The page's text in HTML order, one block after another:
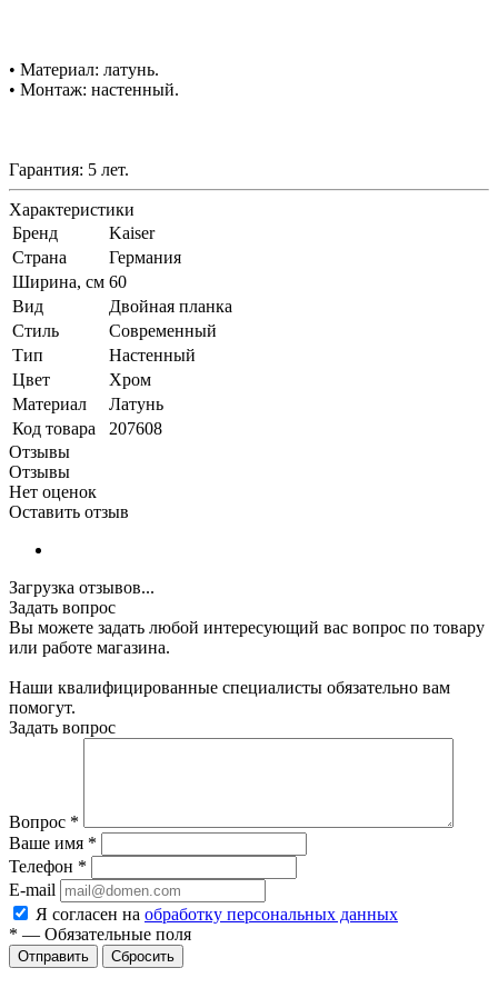
• Материал: латунь.
• Монтаж: настенный.
Гарантия: 5 лет.
Характеристики
Бренд
Kaiser
Страна
Германия
Ширина, см 60
Вид
Двойная планка
Стиль
Современный
Тип
Настенный
Цвет
Хром
Материал
Латунь
Код товара
207608
Отзывы
Отзывы
Нет оценок
Оставить отзыв
Загрузка отзывов...
Задать вопрос
Вы можете задать любой интересующий вас вопрос по товару
или работе магазина.
Наши квалифицированные специалисты обязательно вам
помогут.
Задать вопрос
Вопрос *
Ваше имя *
Телефон *
E-mail
Я согласен на обработку персональных данных
* — Обязательные поля
Сбросить